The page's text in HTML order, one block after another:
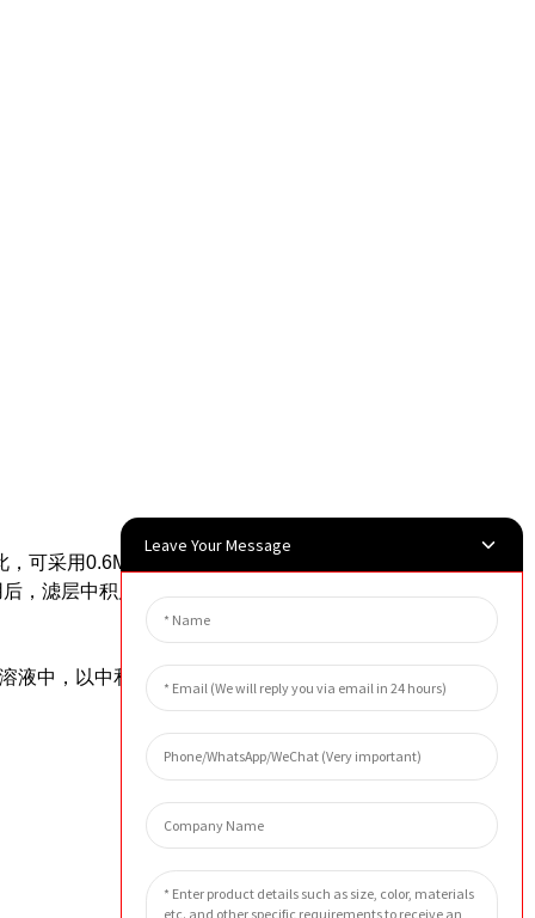
可采用0.6MPa压缩空气进行反向吹
，滤层中积累的颗粒会影响过滤速
液中，以中和滤层中截留的颗粒。然
Leave Your Message